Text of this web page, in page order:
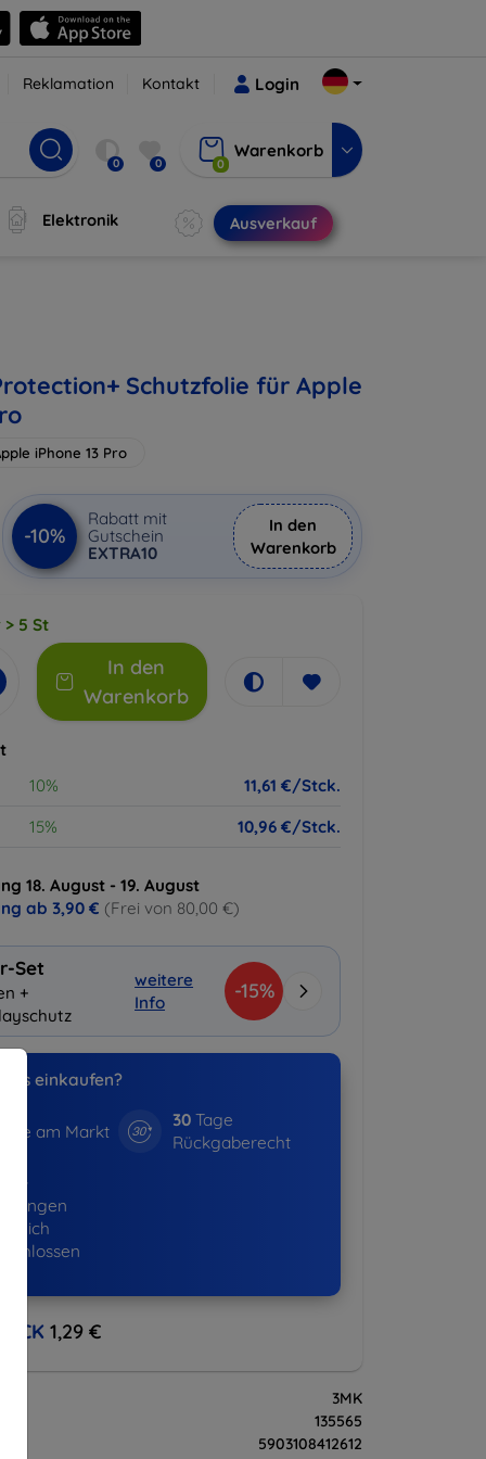
Reklamation Kontakt Login
0 0 0
Warenkorb
Elektronik Ausverkauf
Schutzfolie für Apple
iPhone 13 Pro
-10%
Rabatt mit
Gutschein
EXTRA10
In den
Warenkorb
5 St
In den
Warenkorb
10%
11,61 €/Stck.
15% 10,96 €/Stck.
18. August - 19. August
ab 3,90 € (Frei von 80,00 €)
Set
+
weitere
Info
-15%
uns einkaufen?
am Markt
30Tage
Rückgaberecht
1,29 €
3MK
135565
5903108412612